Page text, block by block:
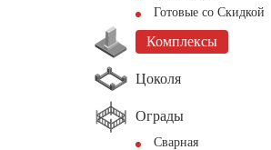
Готовые со Скидкой
Комплексы
Цоколя
Ограды
Сварная